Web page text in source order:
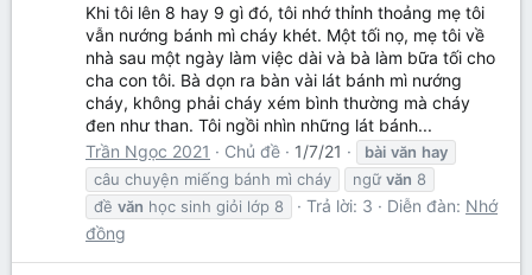
Khi tôi lên 8 hay 9 gì đó, tôi nhớ thỉnh thoảng mẹ tôi
vẫn nướng bánh mì cháy khét. Một tối nọ, mẹ tôi về
nhà sau một ngày làm việc dài và bà làm bữa tối cho
cha con tôi. Bà dọn ra bàn vài lát bánh mì nướng
cháy, không phải cháy xém bình thường mà cháy
đen như than. Tôi ngồi nhìn những lát bánh...
Trần Ngọc 2021
Chủ đề 1/7/21 bài văn hay
câu chuyện miếng bánh mì cháy
ngữ văn 8
đề văn học sinh giỏi lớp 8 Trả lời: 3 Diễn đàn: Nhớ
đồng